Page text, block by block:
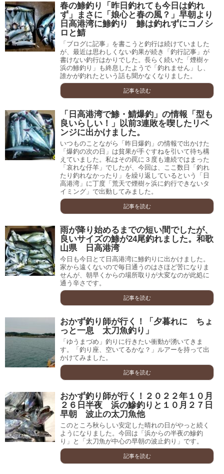
春の鯵釣り「昨日釣れても今日は釣れ
ず」まさに「娘心と春の風？」早朝より
日高港湾に鯵釣り 鯵は釣れずにコノシ
ロと鯖
「ブログに記事」を書こうと釣行は続けていました
が、最近は思わしくない釣果が続き「釣行記事」が
書けない釣行はかりでした。長らく続いた「煙樹ヶ
浜の鯵釣り」も終息したようで「釣れません」し、
誰かが釣れたという話も聞かなくなりました。
記事を読む
「日高港湾で鯵・鯖爆釣」の情報「型も
良いらしい！」以前3連敗を喫したリベ
ンジに出かけました。
いつものことながら「昨日爆釣」の情報で出かけた
「爆釣の次の日」は貧果が手ぐすねを引いて待ち構
えていました。私はその罠に３度も連続ではまった
「哀れな仔羊」でしたが、今回は、ここ数日「釣れ
たり釣れなかったり」を繰り返しているという「日
高港湾」に丁度「荒天で煙樹ヶ浜に釣行できないタ
イミング」で出動してみました。
記事を読む
雨が降り始めるまでの短い間でしたが、
良いサイズの鯵が24尾釣れました。和歌
山県 日高港湾
今日も今日とて日高港湾に鯵釣りに出かけました。
家から遠くないので毎日通うのはさほど苦になりま
せんが、朝早くからの場所取りが大変なのが此処に
通う辛さです。
記事を読む
おかず釣り師が行く！「夕暮れに ちょ
っと一息 太刀魚釣り」
「ゆうまづめ」釣りに行きたい衝動が湧いてきま
す。「釣り座、空いてるかな？」ルアーを持って出
かけてみました。
記事を読む
おかず釣り師が行く！２０２２年１０月
２６日半夜 浜の鰺釣りと１０月２７日
早朝 波止の太刀魚他
このところ秋らしい安定した晴れの日がやっと続く
ようになりました。今回は「浜からの半夜の鰺釣
り」と「太刀魚が中心の早朝の波止釣り」です。
記事を読む